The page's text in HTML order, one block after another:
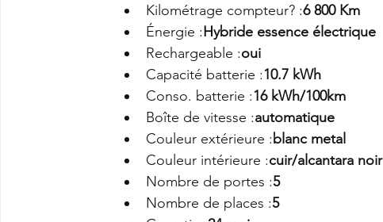
Kilométrage compteur? :6 800 Km
Énergie :Hybride essence électrique
Rechargeable :oui
Capacité batterie :10.7 kWh
Conso. batterie :16 kWh/100km
Boîte de vitesse :automatique
Couleur extérieure :blanc metal
Couleur intérieure :cuir/alcantara noir
Nombre de portes :5
Nombre de places :5